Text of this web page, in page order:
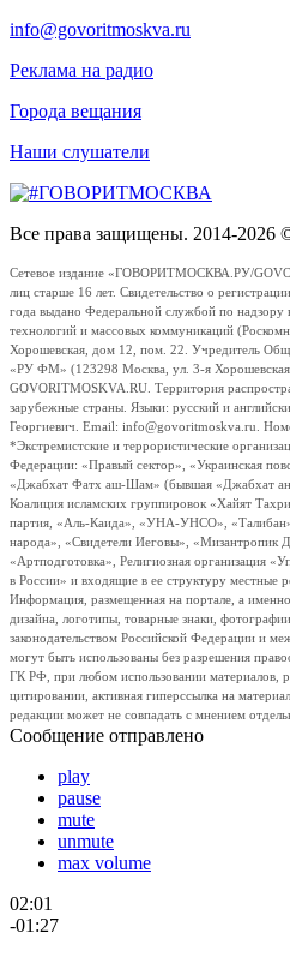
info@govoritmoskva.ru
Реклама на радио
Города вещания
Наши слушатели
Все права защищены. 2014-2026
Сетевое издание «ГОВОРИТМОСКВА.РУ/
лиц старше 16 лет. Свидетельство о
года выдано Федеральной службой по надзору
технологий и массовых коммуникаций
Хорошевская, дом 12, пом. 22. Учредитель
«РУ ФМ» (123298 Москва, ул. 3-я
GOVORITMOSKVA.RU. Территория
зарубежные страны. Языки: русский и
Георгиевич. Email: info@govoritmoskva.ru.
*Экстремистские и террористические
Федерации: «Правый сектор», «Украинская
«Джабхат Фатх аш-Шам» (бывшая «Джабхат
Коалиция исламских группировок «Хайят
партия, «Аль-Каида», «УНА-УНСО»,
народа», «Свидетели Иеговы», «Мизантропик
«Артподготовка», Религиозная организация
в России» и входящие в ее структуру местные
Информация, размещенная на портале, а
дизайна, логотипы, товарные знаки,
законодательством Российской Федерации и
могут быть использованы без разрешения
ГК РФ, при любом использовании материалов,
цитировании, активная гиперссылка на
редакции может не совпадать с мнением
Сообщение отправлено
play
pause
mute
unmute
max volume
02:01
-01:27